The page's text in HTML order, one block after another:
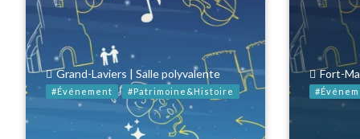
Grand-Laviers | Salle polyvalente
#Événement #Patrimoine&Histoire
Fort-